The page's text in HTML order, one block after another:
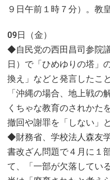
９日午前１時７分）。教
09日（金）
◆自民党の西田昌司参院
日）で「ひめゆりの塔」
換え」などと発言したこ
「沖縄の場合、地上戦の
くちゃな教育のされかた
撤回や謝罪を「しない」
◆財務省、学校法人森友
書改ざん問題で４月に１
て、「一部が欠落してい